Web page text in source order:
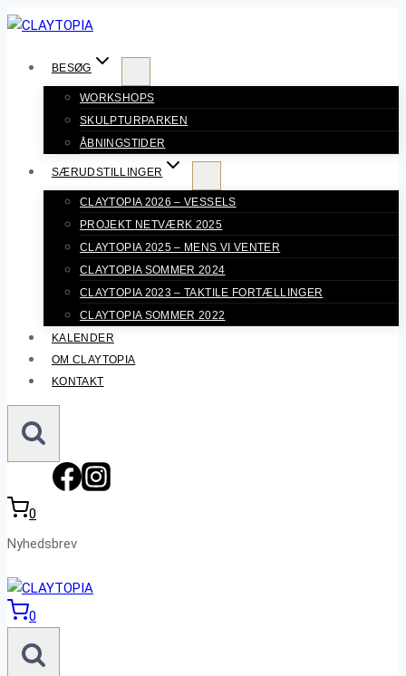
Fortsæt
BESØG
WORKSHOPS
SKULPTURPARKEN
ÅBNINGSTIDER
SÆRUDSTILLINGER
CLAYTOPIA 2026 – VESSELS
PROJEKT NETVÆRK 2025
CLAYTOPIA 2025 – MENS VI VENTER
CLAYTOPIA SOMMER 2024
CLAYTOPIA 2023 – TAKTILE FORTÆLLINGER
CLAYTOPIA SOMMER 2022
KALENDER
OM CLAYTOPIA
KONTAKT
0
Nyhedsbrev
0